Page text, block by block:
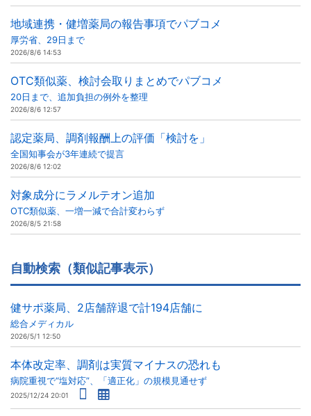
地域連携・健増薬局の報告事項でパブコメ
厚労省、29日まで
2026/8/6 14:53
OTC類似薬、検討会取りまとめでパブコメ
20日まで、追加負担の例外を整理
2026/8/6 12:57
認定薬局、調剤報酬上の評価「検討を」
全国知事会が3年連続で提言
2026/8/6 12:02
対象成分にラメルテオン追加
OTC類似薬、一増一減で合計変わらず
2026/8/5 21:58
自動検索（類似記事表示）
健サポ薬局、2店舗辞退で計194店舗に
総合メディカル
2026/5/1 12:50
本体改定率、調剤は実質マイナスの恐れも
病院重視で“塩対応”、「適正化」の規模見通せず
2025/12/24 20:01